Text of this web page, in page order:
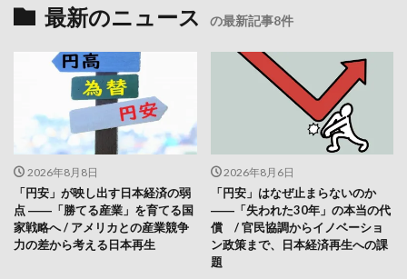
最新のニュース の最新記事8件
2026年8月8日
「円安」が映し出す日本経済の弱
点 ――「勝てる産業」を育てる国
家戦略へ / アメリカとの産業競争
力の差から考える日本再生
2026年8月6日
「円安」はなぜ止まらないのか
――「失われた30年」の本当の代
償 / 官民協調からイノベーショ
ン政策まで、日本経済再生への課
題